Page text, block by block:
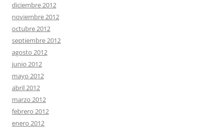
diciembre 2012
noviembre 2012
octubre 2012
septiembre 2012
agosto 2012
junio 2012
mayo 2012
abril 2012
marzo 2012
febrero 2012
enero 2012